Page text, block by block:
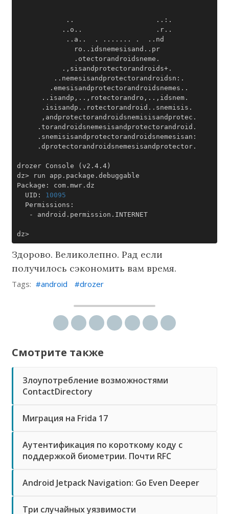
              ro..idsnemesisand..pr
drozer Console (v2.4.4)
  UID:
10095
   - android.permission.INTERNET
Здорово. Великолепно. Рад если
получилось сэкономить вам время.
Tags: android drozer
Смотрите также
Злоупотребление возможностями
ContactDirectory
Миграция на Frida 17
Аутентификация по короткому коду с
поддержкой биометрии. Почти RFC
Android Jetpack Navigation: Go Even Deeper
Три случайных уязвимости